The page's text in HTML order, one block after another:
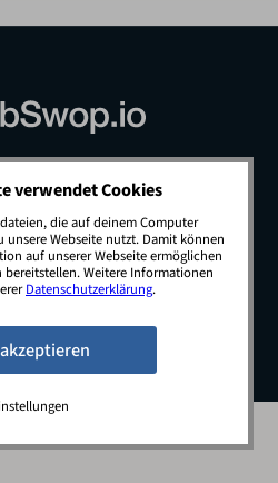
· All rights reserved.
Newsletter
Kontakt
Datenschutz
verwendet Cookies
die auf deinem Computer
Webseite nutzt. Damit können
auf unserer Webseite ermöglichen
Weitere Informationen
Datenschutzerklärung.